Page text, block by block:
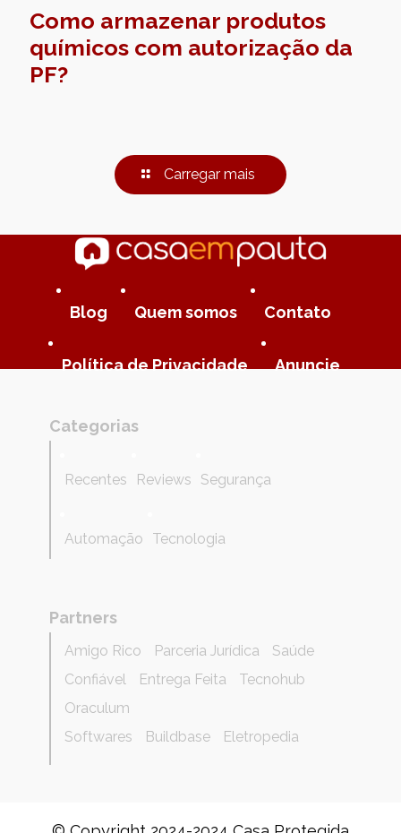
Como armazenar produtos
químicos com autorização da
PF?
Carregar mais
Blog Quem somos Contato
Política de Privacidade Anuncie
Categorias
Recentes Reviews Segurança
Automação Tecnologia
Partners
Amigo Rico Parceria Jurídica
Saúde
Confiável
Entrega Feita
Tecnohub
Oraculum
Softwares
Buildbase Eletropedia